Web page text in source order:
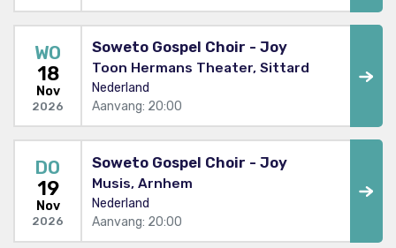
WO
18
Nov
2026
Soweto Gospel Choir - Joy
Toon Hermans Theater, Sittard
Nederland
Aanvang: 20:00
DO
19
Nov
2026
Soweto Gospel Choir - Joy
Musis, Arnhem
Nederland
Aanvang: 20:00